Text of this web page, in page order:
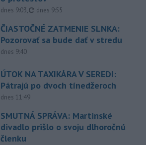
dnes 9:03, aktualizované
dnes 9:55
ČIASTOČNÉ ZATMENIE SLNKA:
Pozorovať sa bude dať v stredu
dnes 9:40
ÚTOK NA TAXIKÁRA V SEREDI:
Pátrajú po dvoch tínedžeroch
dnes 11:49
SMUTNÁ SPRÁVA: Martinské
divadlo prišlo o svoju dlhoročnú
členku